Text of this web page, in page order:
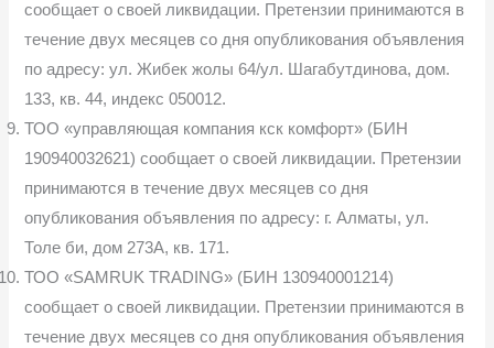
сообщает о своей ликвидации. Претензии принимаются в
течение двух месяцев со дня опубликования объявления
по адресу: ул. Жибек жолы 64/ул. Шагабутдинова, дом.
133, кв. 44, индекс 050012.
ТОО «управляющая компания кск комфорт» (БИН
190940032621) сообщает о своей ликвидации. Претензии
принимаются в течение двух месяцев со дня
опубликования объявления по адресу: г. Алматы, ул.
Толе би, дом 273А, кв. 171.
ТОО «SAMRUK TRADING» (БИН 130940001214)
сообщает о своей ликвидации. Претензии принимаются в
течение двух месяцев со дня опубликования объявления